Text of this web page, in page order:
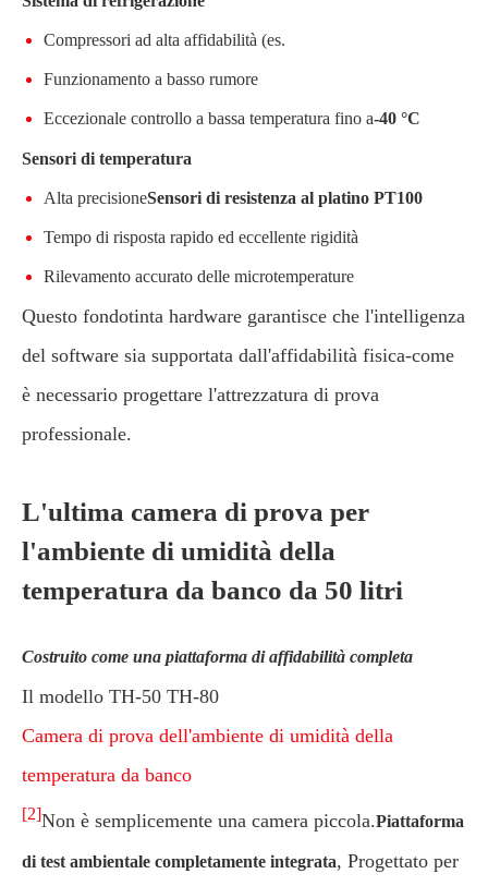
Compressori ad alta affidabilità (es.
Funzionamento a basso rumore
Eccezionale controllo a bassa temperatura fino a-40 °C
Sensori di temperatura
Alta precisioneSensori di resistenza al platino PT100
Tempo di risposta rapido ed eccellente rigidità
Rilevamento accurato delle microtemperature
Questo fondotinta hardware garantisce che l'intelligenza
del software sia supportata dall'affidabilità fisica-come
è necessario progettare l'attrezzatura di prova
professionale.
L'ultima camera di prova per
l'ambiente di umidità della
temperatura da banco da 50 litri
Costruito come una piattaforma di affidabilità completa
Il modello TH-50 TH-80
Camera di prova dell'ambiente di umidità della
temperatura da banco
[2]Non è semplicemente una camera piccola.Piattaforma
di test ambientale completamente integrata, Progettato per